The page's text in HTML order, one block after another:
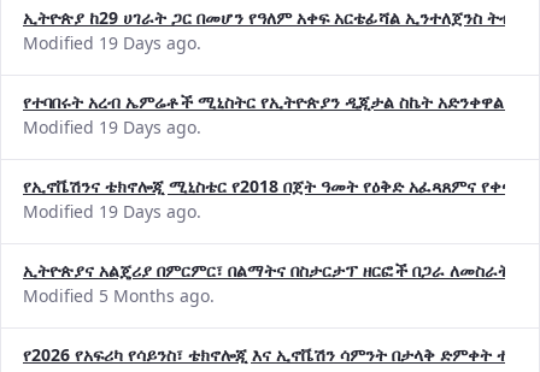
ኢትዮጵያ ከ29 ሀገራት ጋር በመሆን የዓለም አቀፍ አርቴፊሻል ኢንተለጀንስ
Modified 19 Days ago.
የተባበሩት አረብ ኤምሬቶች ሚኒስትር የኢትዮጵያን ዲጂታል ስኬት አድንቀዋል
Modified 19 Days ago.
የኢኖቬሽንና ቴክኖሎጂ ሚኒስቴር የ2018 በጀት ዓመት የዕቅድ አፈጻጸምና
Modified 19 Days ago.
ኢትዮጵያና አልጄሪያ በምርምር፣ በልማትና በስታርታፕ ዘርፎች በጋራ ለመስራት
Modified 5 Months ago.
የ2026 የአፍሪካ የሳይንስ፣ ቴክኖሎጂ እና ኢኖቬሽን ሳምንት በታላቅ ድምቀት